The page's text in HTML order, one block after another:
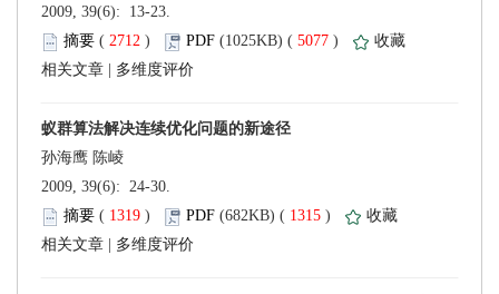
2009, 39(6): 13-23.
(
) 5077 )
2009, 39(6): 24-30.
(
) 1315 )